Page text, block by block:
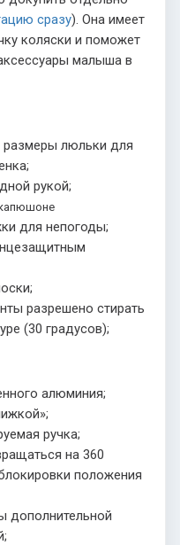
сразу). Она имеет
коляски и поможет
малыша в
размеры люльки для
рукой;
для непогоды;
разрешено стирать
(30 градусов);
алюминия;
ручка;
на 360
положения
дополнительной